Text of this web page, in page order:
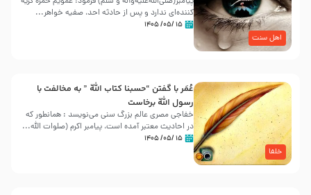
اهل سنت
کننده‌ای ندارد و پس از حادثه احد، صفیه خواهر...
۱۵ /۰۵/ ۱۴۰۵
خلفا
عُمَر با گفتن “حسبنا كتاب اللّه ” به مخالفت با
رسول اللّه برخاست
خفاجی مصری عالم بزرگ سنی می‌نویسد : همانطور که
در احادیث معتبر آمده است، پیامبر اکرم (صلوات اللّه...
۱۵ /۰۵/ ۱۴۰۵